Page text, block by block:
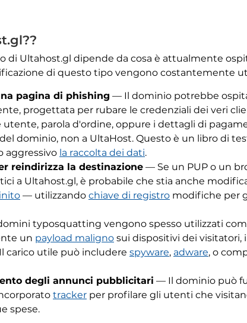
di Ultahost.gl dipende da cosa è attualmente
di questo tipo vengono costantemente
pagina di phishing — Il dominio potrebbe
progettata per rubare le credenziali dei veri
utente, parola d'ordine, oppure i dettagli di
dominio, non a UltaHost. Questo è un libro di
aggressivo la raccolta dei dati.
reindirizza la destinazione — Se un PUP o un
a Ultahost.gl, è probabile che stia anche
— utilizzando chiave di registro modifiche per
typosquatting vengono spesso utilizzati
un payload maligno sui dispositivi dei visitatori,
carico utile può includere spyware, adware, o
degli annunci pubblicitari — Il dominio può
tracker per profilare gli utenti che
spese.